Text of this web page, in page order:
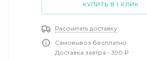
КУПИТЬ В 1 КЛИК
Рассчитать доставку
Самовывоз бесплатно
Доставка завтра - 390 ₽